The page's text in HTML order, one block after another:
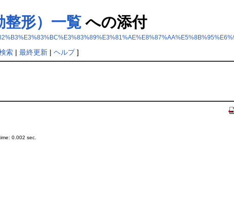
形）一覧への添付
索| 最終更新| ヘルプ]
0.002 sec.